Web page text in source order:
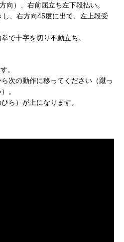
向）、右前屈立ち左下段払い。
し、右方向45度に出て、左上段受
で十字を切り不動立ち。
。
次の動作に移ってください（蹴っ
。
ら）が上になります。